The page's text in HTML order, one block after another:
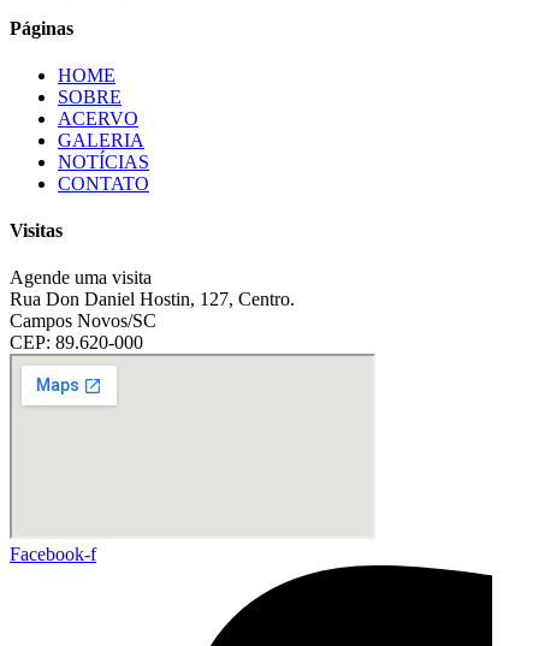
Páginas
HOME
SOBRE
ACERVO
GALERIA
NOTÍCIAS
CONTATO
Visitas
Agende uma visita
Rua Don Daniel Hostin, 127, Centro.
Campos Novos/SC
CEP: 89.620-000
Facebook-f